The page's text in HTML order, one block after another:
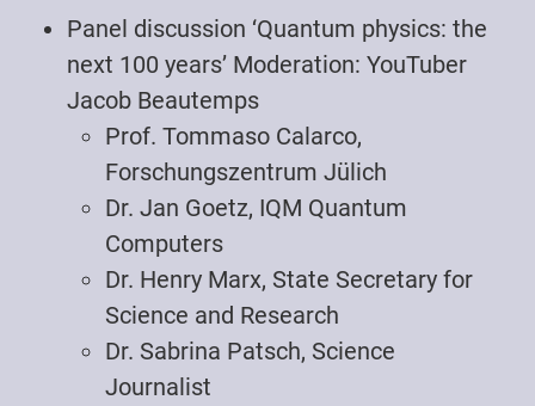
Panel discussion ‘Quantum physics: the
next 100 years’ Moderation: YouTuber
Jacob Beautemps
Prof. Tommaso Calarco,
Forschungszentrum Jülich
Dr. Jan Goetz, IQM Quantum
Computers
Dr. Henry Marx, State Secretary for
Science and Research
Dr. Sabrina Patsch, Science
Journalist